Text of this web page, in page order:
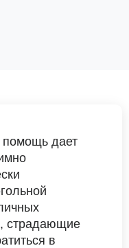
помощь дает
страдающие
в